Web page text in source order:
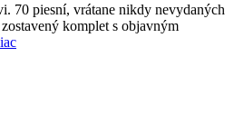
70 piesní, vrátane nikdy nevydaných
komplet s objavným